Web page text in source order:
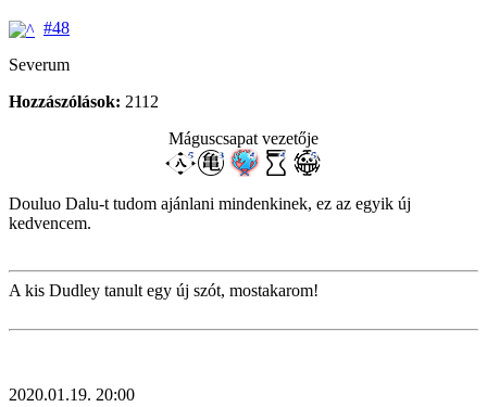
#48
Severum
Hozzászólások: 2112
Máguscsapat vezetője
Douluo Dalu-t tudom ajánlani mindenkinek, ez az egyik új
kedvencem.
A kis Dudley tanult egy új szót, mostakarom!
2020.01.19. 20:00